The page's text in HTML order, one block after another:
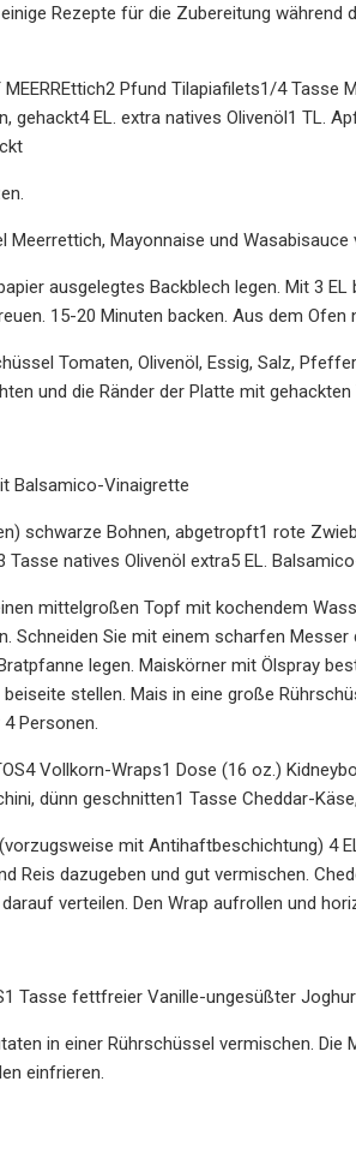
Rezepte für die Zubereitung während
MEERREttich2 Pfund Tilapiafilets1/4
gehackt4 EL. extra natives Olivenöl1 TL.
Meerrettich, Mayonnaise und Wasabisauce
ausgelegtes Backblech legen. Mit 3
15-20 Minuten backen. Aus dem Ofen
Tomaten, Olivenöl, Essig, Salz,
und die Ränder der Platte mit gehackten
Balsamico-Vinaigrette
schwarze Bohnen, abgetropft1 rote
natives Olivenöl extra5 EL.
mittelgroßen Topf mit kochendem
Schneiden Sie mit einem scharfen
legen. Maiskörner mit Ölspray
stellen. Mais in eine große
Personen.
Vollkorn-Wraps1 Dose (16 oz.)
dünn geschnitten1 Tasse Cheddar-
mit Antihaftbeschichtung) 4
Reis dazugeben und gut vermischen.
verteilen. Den Wrap aufrollen und
Tasse fettfreier Vanille-ungesüßter
in einer Rührschüssel vermischen.
einfrieren.